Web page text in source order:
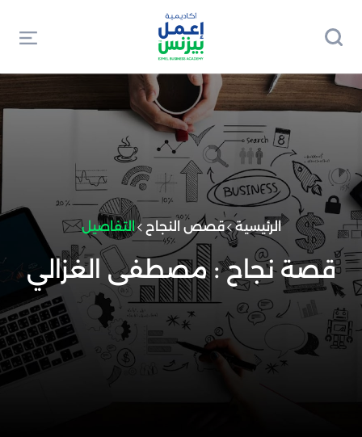
الرئيسية قصص النجاح التفاصيل
قصة نجاح : مصطفى الغزالي